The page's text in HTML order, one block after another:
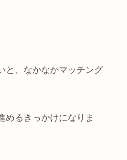
と、なかなかマッチング
めるきっかけになりま